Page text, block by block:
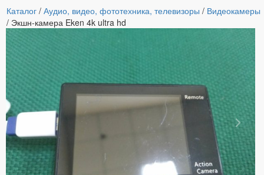
Каталог / Аудио, видео, фототехника, телевизоры / Видеокамеры
/ Экшн-камера Eken 4k ultra hd